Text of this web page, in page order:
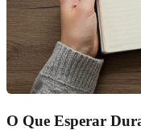
O Que Esperar